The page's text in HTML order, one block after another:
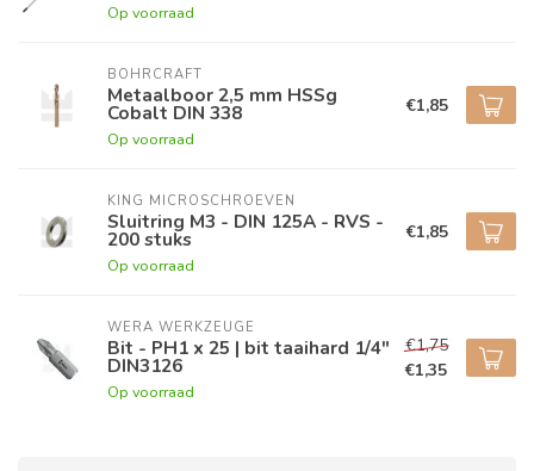
Op voorraad
BOHRCRAFT
Metaalboor 2,5 mm HSSg
Cobalt DIN 338
Op voorraad
€1,85
KING MICROSCHROEVEN
Sluitring M3 - DIN 125A - RVS -
200 stuks
Op voorraad
€1,85
WERA WERKZEUGE
Bit - PH1 x 25 | bit taaihard 1/4"
DIN3126
Op voorraad
€1,75
€1,35